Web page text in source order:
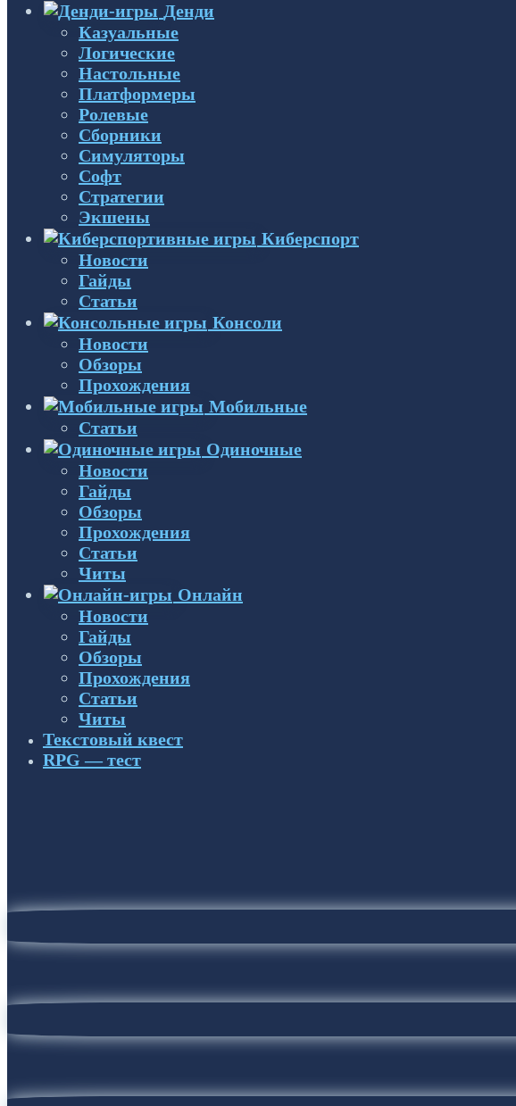
Денди
Казуальные
Логические
Настольные
Платформеры
Ролевые
Сборники
Симуляторы
Софт
Стратегии
Экшены
Киберспорт
Новости
Гайды
Статьи
Консоли
Новости
Обзоры
Прохождения
Мобильные
Статьи
Одиночные
Новости
Гайды
Обзоры
Прохождения
Статьи
Читы
Онлайн
Новости
Гайды
Обзоры
Прохождения
Статьи
Читы
Текстовый квест
RPG — тест